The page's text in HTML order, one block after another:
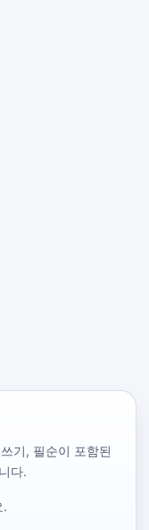
기, 필순이 포함된
다.
.